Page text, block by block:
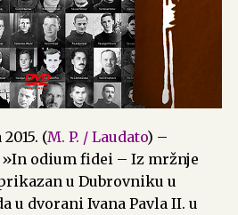
(M. P. / Laudato) –
odium fidei – Iz mržnje
u Dubrovniku u
u dvorani Ivana Pavla II. u